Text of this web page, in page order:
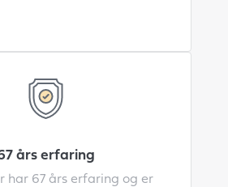
års erfaring
har 67 års erfaring og er